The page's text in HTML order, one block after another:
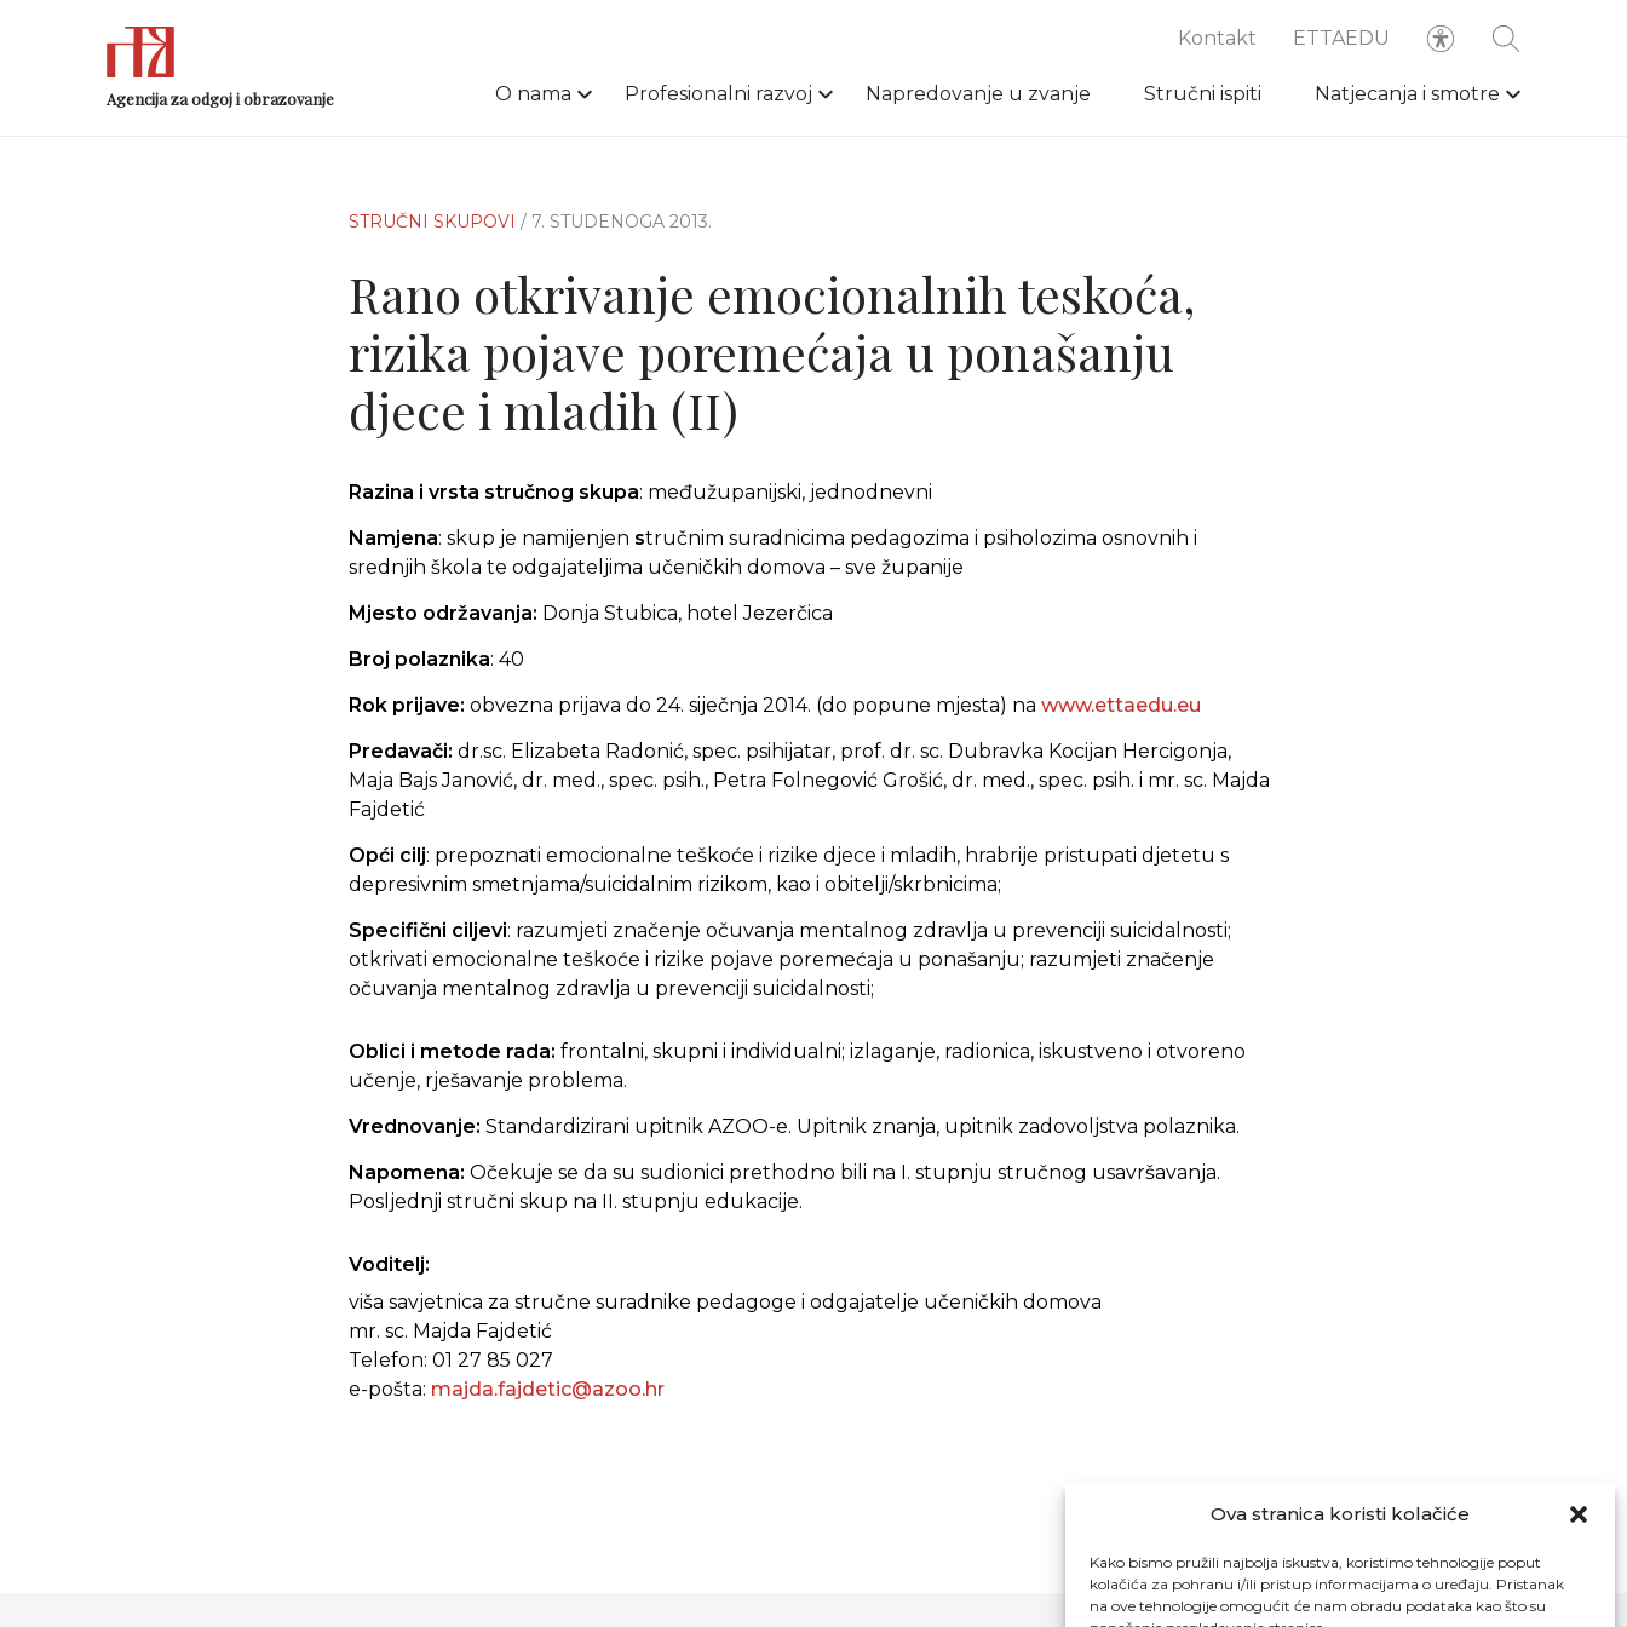
Ova stranica koristi kolačiće
Kako bismo pružili najbolja iskustva, koristimo tehnologije poput
kolačića za pohranu i/ili pristup informacijama o uređaju. Pristanak
na ove tehnologije omogućit će nam obradu podataka kao što su
Agencija za odgoj i obrazovanje
Kontakt ETTAEDU
O nama Profesionalni razvoj Napredovanje u zvanje Stručni ispiti Natjecanja i smotre
STRUČNI SKUPOVI / 7. STUDENOGA 2013.
Rano otkrivanje emocionalnih teskoća,
rizika pojave poremećaja u ponašanju
djece i mladih (II)
Razina i vrsta stručnog skupa: međužupanijski, jednodnevni
Namjena: skup je namijenjen stručnim suradnicima pedagozima i psiholozima osnovnih i
srednjih škola te odgajateljima učeničkih domova – sve županije
Mjesto održavanja: Donja Stubica, hotel Jezerčica
Broj polaznika: 40
Rok prijave: obvezna prijava do 24. siječnja 2014. (do popune mjesta) na www.ettaedu.eu
Predavači: dr.sc. Elizabeta Radonić, spec. psihijatar, prof. dr. sc. Dubravka Kocijan Hercigonja,
Maja Bajs Janović, dr. med., spec. psih., Petra Folnegović Grošić, dr. med., spec. psih. i mr. sc. Majda
Fajdetić
Opći cilj: prepoznati emocionalne teškoće i rizike djece i mladih, hrabrije pristupati djetetu s
depresivnim smetnjama/suicidalnim rizikom, kao i obitelji/skrbnicima;
Specifični ciljevi: razumjeti značenje očuvanja mentalnog zdravlja u prevenciji suicidalnosti;
otkrivati emocionalne teškoće i rizike pojave poremećaja u ponašanju; razumjeti značenje
očuvanja mentalnog zdravlja u prevenciji suicidalnosti;
Oblici i metode rada: frontalni, skupni i individualni; izlaganje, radionica, iskustveno i otvoreno
učenje, rješavanje problema.
Vrednovanje: Standardizirani upitnik AZOO-e. Upitnik znanja, upitnik zadovoljstva polaznika.
Napomena: Očekuje se da su sudionici prethodno bili na I. stupnju stručnog usavršavanja.
Posljednji stručni skup na II. stupnju edukacije.
Voditelj:
viša savjetnica za stručne suradnike pedagoge i odgajatelje učeničkih domova
mr. sc. Majda Fajdetić
Telefon: 01 27 85 027
e-pošta: majda.fajdetic@azoo.hr